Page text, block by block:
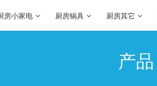
房小家电 厨房锅具 厨房其它
产品